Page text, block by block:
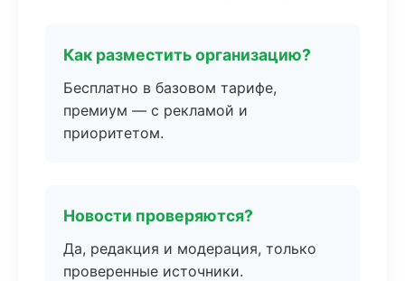
Как разместить организацию?
Бесплатно в базовом тарифе,
премиум — с рекламой и
приоритетом.
Новости проверяются?
Да, редакция и модерация, только
проверенные источники.